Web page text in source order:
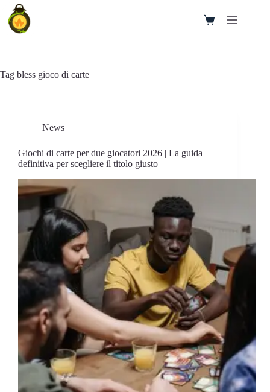
Salta
contenuto
Carrello
Tag bless gioco di carte
News
Giochi di carte per due giocatori 2026 | La guida
definitiva per scegliere il titolo giusto